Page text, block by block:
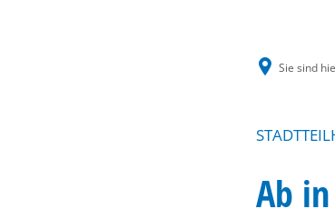
Sie sind
Ab